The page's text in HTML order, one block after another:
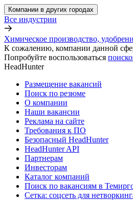
Компании в других городах
Все индустрии
Химическое производство,
К сожалению, компании данной
Попробуйте воспользоваться
HeadHunter
Размещение вакансий
Поиск по резюме
О компании
Наши вакансии
Реклама на сайте
Требования к ПО
Безопасный HeadHunter
HeadHunter API
Партнерам
Инвесторам
Каталог компаний
Поиск по вакансиям в
Сетка: соцсеть для